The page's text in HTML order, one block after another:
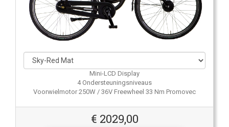
Mini-LCD Display
4 Ondersteuningsniveaus
Voorwielmotor 250W / 36V Freewheel 33 Nm Promovec
€ 2029,00